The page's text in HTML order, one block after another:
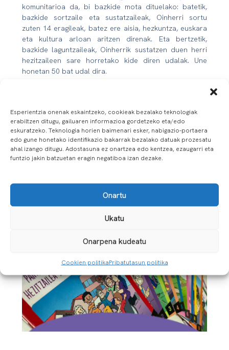
Esperientzia onenak eskaintzeko, cookieak bezalako teknologiak
erabiltzen ditugu, gailuaren informazioa gordetzeko eta/edo
eskuratzeko. Teknologia horien baimenari esker, nabigazio-portaera
edo gune honetako identifikazio bakarrak bezalako datuak prozesatu
ahal izango ditugu. Adostasuna ez onartzea edo kentzea, ezaugarri eta
funtzio jakin batzuetan eragin negatiboa izan dezake.
Onartu
Ukatu
Onarpena kudeatu
Cookien politikaPribatutasun politika
komunitarioa da, bi bazkide mota dituelako: batetik,
bazkide sortzaile eta sustatzaileak, Oinherri sortu
zuten 14 eragileak, batez ere aisia, hezkuntza, euskara
eta kultura arloan aritzen direnak. Eta bertzetik,
bazkide laguntzaileak, Oinherrik sustatzen duen herri
hezitzaileen sare horretako kide diren udalak. Une
honetan 50 bat udal dira.
Aurrekoa Hurrengoa